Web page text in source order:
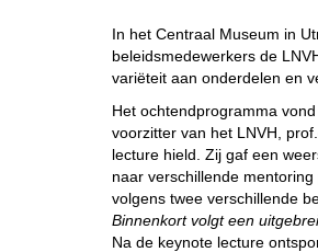
In het Centraal Museum in
beleidsmedewerkers de
variëteit aan onderdelen en
Het ochtendprogramma
voorzitter van het LNVH,
lecture hield. Zij gaf een
naar verschillende
volgens twee verschillende
Binnenkort volgt een
Na de keynote lecture